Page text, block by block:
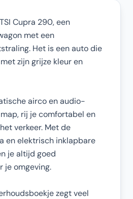
Cupra 290, een
met een
Het is een auto die
zijn grijze kleur en
airco en audio-
rij je comfortabel en
verkeer. Met de
en elektrisch inklapbare
je altijd goed
je omgeving.
zegt veel